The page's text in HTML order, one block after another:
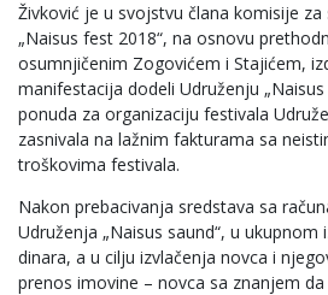
Živković je u svojstvu člana komisije
„Naisus fest 2018“, na osnovu
osumnjičenim Zogovićem i Stajićem,
manifestacija dodeli Udruženju
ponuda za organizaciju festivala
zasnivala na lažnim fakturama sa
troškovima festivala.
Nakon prebacivanja sredstava sa
Udruženja „Naisus saund“, u ukupnom
dinara, a u cilju izvlačenja novca i
prenos imovine – novca sa znanjem